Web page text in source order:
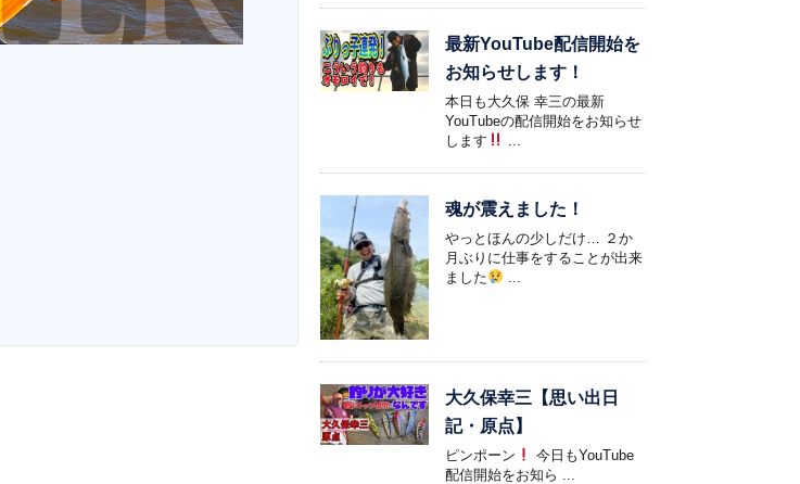
最新YouTube配信開始を
お知らせします！
本日も大久保 幸三の最新
YouTubeの配信開始をお知らせ
します
...
魂が震えました！
やっとほんの少しだけ… ２か
月ぶりに仕事をすることが出来
ました
...
大久保幸三【思い出日
記・原点】
ピンポーン
今日もYouTube
配信開始をお知ら ...